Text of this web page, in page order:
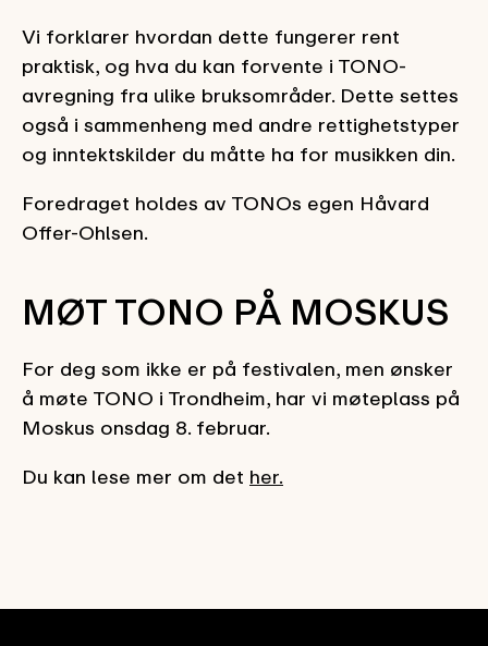
Vi forklarer hvordan dette fungerer rent
praktisk, og hva du kan forvente i TONO-
avregning fra ulike bruksområder. Dette settes
også i sammenheng med andre rettighetstyper
og inntektskilder du måtte ha for musikken din.
Foredraget holdes av TONOs egen Håvard
Offer-Ohlsen.
MØT TONO PÅ MOSKUS
For deg som ikke er på festivalen, men ønsker
å møte TONO i Trondheim, har vi møteplass på
Moskus onsdag 8. februar.
Du kan lese mer om det her.